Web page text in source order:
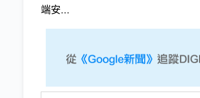
端安...